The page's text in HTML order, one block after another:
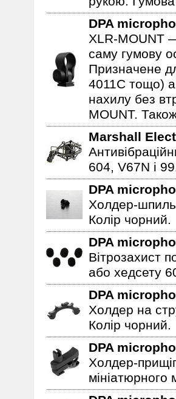
DPA
XLR-MOUNT
саму гумову
Призначене
4011C тощо)
нахилу без
MOUNT.
Marshall
604, V67N і
DPA
Холдер-
Колір чорний.
DPA
Вітрозахист
або хедсету
DPA
Холдер на
Колір чорний.
DPA
Холдер-
мініатюрного